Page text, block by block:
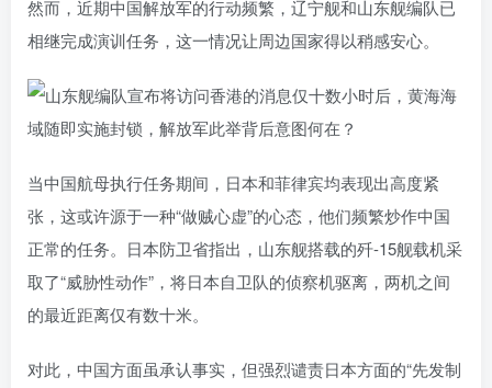
然而，近期中国解放军的行动频繁，辽宁舰和山东舰编队已
相继完成演训任务，这一情况让周边国家得以稍感安心。
当中国航母执行任务期间，日本和菲律宾均表现出高度紧
张，这或许源于一种“做贼心虚”的心态，他们频繁炒作中国
正常的任务。日本防卫省指出，山东舰搭载的歼-15舰载机采
取了“威胁性动作”，将日本自卫队的侦察机驱离，两机之间
的最近距离仅有数十米。
对此，中国方面虽承认事实，但强烈谴责日本方面的“先发制